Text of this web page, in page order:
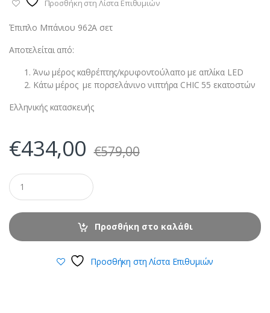
Προσθήκη στη Λίστα Επιθυμιών
Έπιπλο Μπάνιου 962A σετ
Αποτελείται από:
Άνω μέρος καθρέπτης/κρυφοντούλαπο με απλίκα LED
Κάτω μέρος με πορσελάνινο νιπτήρα CHIC 55 εκατοστών
Ελληνικής κατασκευής
€434,00 €579,00
Προσθήκη στο καλάθι
Προσθήκη στη Λίστα Επιθυμιών